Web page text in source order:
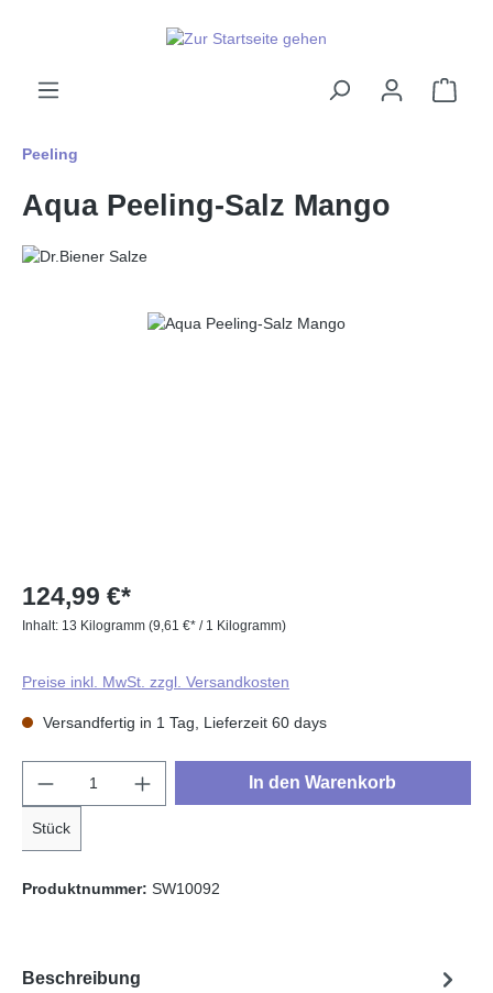
Peeling
Aqua Peeling-Salz Mango
Bildergalerie überspringen
124,99 €*
Inhalt: 13 Kilogramm (9,61 €* / 1 Kilogramm)
Preise inkl. MwSt. zzgl. Versandkosten
Versandfertig in 1 Tag, Lieferzeit 60 days
Produkt Anzahl: Gib den gewünschten
Stück
In den Warenkorb
Produktnummer: SW10092
Beschreibung